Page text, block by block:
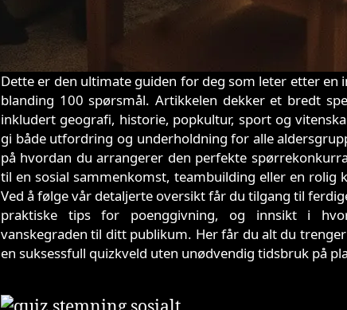
Dette er den ultimate guiden for deg som leter etter en
blanding 100 spørsmål. Artikkelen dekker et bredt
inkludert geografi, historie, popkultur, sport og
gi både utfordring og underholdning for alle
på hvordan du arrangerer den perfekte
til en sosial sammenkomst, teambuilding eller en rolig
Ved å følge vår detaljerte oversikt får du tilgang til
praktiske tips for poenggivning, og innsikt i
vanskegraden til ditt publikum. Her får du alt du
en suksessfull quizkveld uten unødvendig tidsbruk på